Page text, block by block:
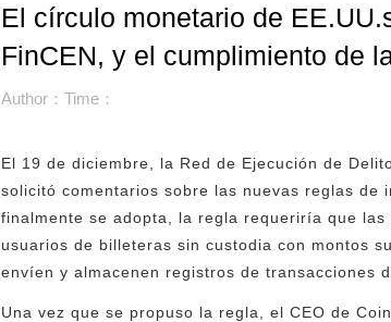
El círculo monetario de
FinCEN, y el cumplimiento de
Author：Time：
El 19 de diciembre, la Red de Ejecución de
solicitó comentarios sobre las nuevas reglas
finalmente se adopta, la regla requeriría que
usuarios de billeteras sin custodia con montos
envíen y almacenen registros de transacciones
Una vez que se propuso la regla, el CEO de